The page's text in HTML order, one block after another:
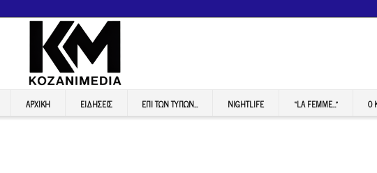
ΑΡΧΙΚΉ ΕΙΔΉΣΕΙΣ ΕΠI ΤΩΝ ΤΥΠΩΝ… NIGHTLIFE “LA FEMME…” Ο